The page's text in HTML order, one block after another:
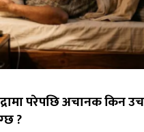
परेपछि अचानक किन
?